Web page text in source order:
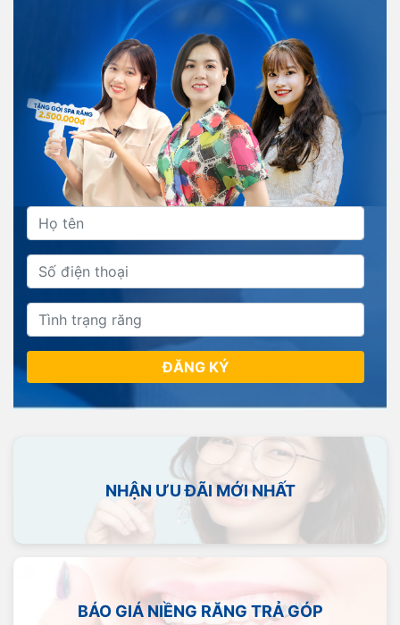
ĐĂNG KÝ
NHẬN ƯU ĐÃI MỚI NHẤT
BÁO GIÁ NIỀNG RĂNG TRẢ GÓP